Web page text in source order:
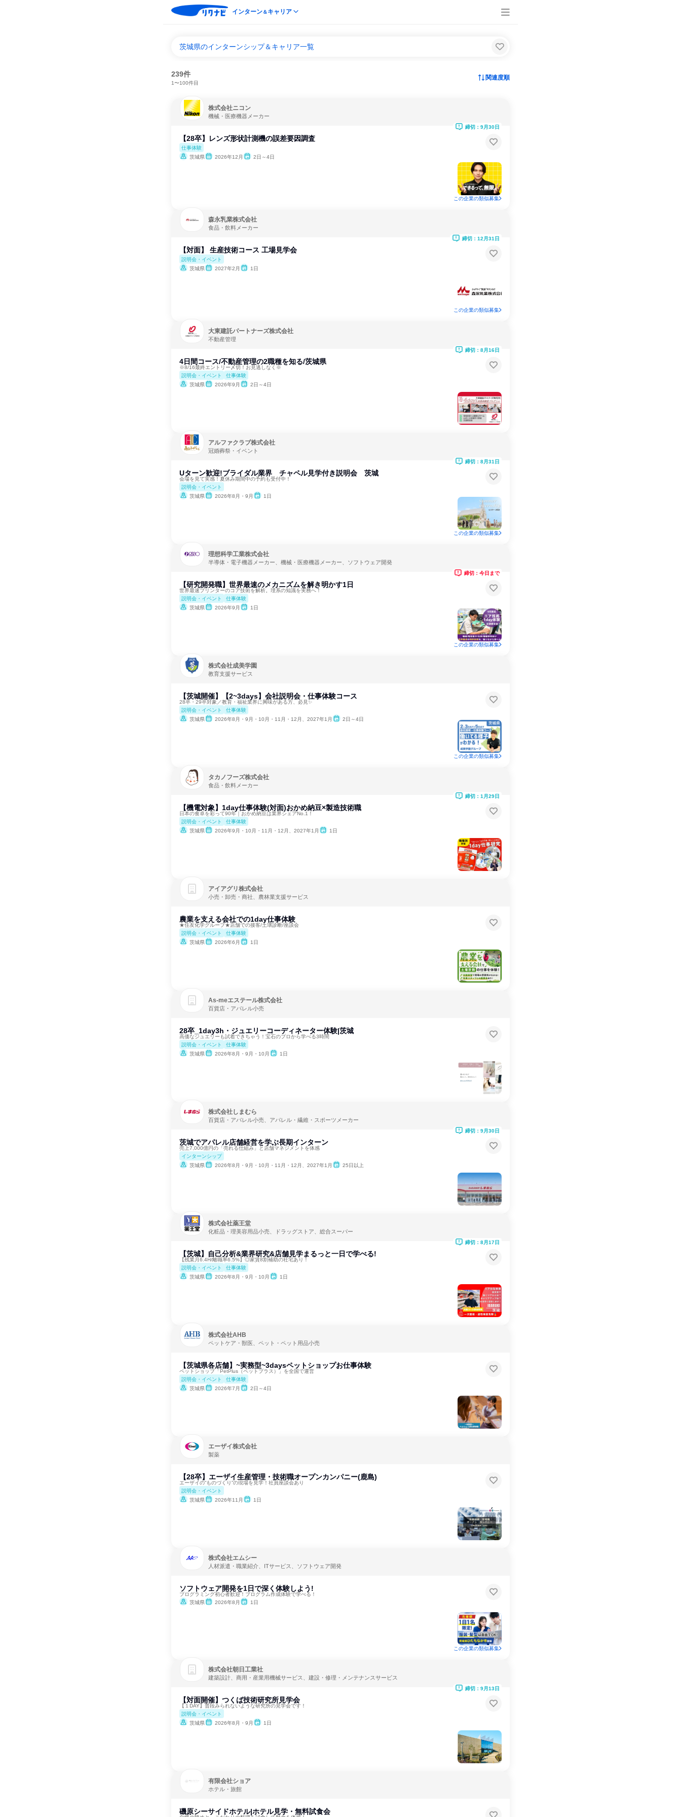
インターン＆キャリア
茨城県のインターンシップ＆キャリア一覧
239件
1〜100件目
関連度順
株式会社ニコン
機械・医療機器メーカー
【28卒】レンズ形状計測機の誤差要因調査
仕事体験
茨城県
2026年12月 2日～4日
締切：9月30日
この企業の類似募集
森永乳業株式会社
食品・飲料メーカー
【対面】 生産技術コース 工場見学会
説明会・イベント
茨城県
2027年2月 1日
締切：12月31日
この企業の類似募集
大東建託パートナーズ株式会社
不動産管理
4日間コース/不動産管理の2職種を知る/茨城県
※8/16最終エントリー〆切！お見逃しなく※
説明会・イベント
仕事体験
茨城県
2026年9月 2日～4日
締切：8月16日
アルファクラブ株式会社
冠婚葬祭・イベント
Uターン歓迎!ブライダル業界 チャペル見学付き説明会 茨城
会場を見て実感！夏休み期間中の予約も受付中！
説明会・イベント
茨城県
2026年8月・9月 1日
締切：8月31日
この企業の類似募集
理想科学工業株式会社
半導体・電子機器メーカー、機械・医療機器メーカー、ソフトウェア開発
【研究開発職】世界最速のメカニズムを解き明かす1日
世界最速プリンターのコア技術を解析。理系の知識を実務へ！
説明会・イベント
仕事体験
茨城県
2026年9月 1日
締切：今日まで
この企業の類似募集
株式会社成美学園
教育支援サービス
【茨城開催】【2~3days】会社説明会・仕事体験コース
28卒・29卒対象／教育・福祉業界に興味がある方、必見✨
説明会・イベント
仕事体験
茨城県
2026年8月・9月・10月・11月・12月、2027年1月 2日～4日
この企業の類似募集
タカノフーズ株式会社
食品・飲料メーカー
【機電対象】1day仕事体験(対面)おかめ納豆×製造技術職
日本の食卓を彩って90年｜おかめ納豆は業界シェアNo.1！
説明会・イベント
仕事体験
茨城県
2026年9月・10月・11月・12月、2027年1月 1日
締切：1月29日
アイアグリ株式会社
小売・卸売・商社、農林業支援サービス
農業を支える会社での1day仕事体験
★住友化学グループ★店舗での接客/土壌診断/座談会
説明会・イベント
仕事体験
茨城県
2026年6月 1日
As‐meエステール株式会社
百貨店・アパレル小売
28卒_1day3h・ジュエリーコーディネーター体験|茨城
高価なジュエリーも試着できちゃう！宝石のプロから学べる3時間
説明会・イベント
仕事体験
茨城県
2026年8月・9月・10月 1日
株式会社しまむら
百貨店・アパレル小売、アパレル・繊維・スポーツメーカー
茨城でアパレル店舗経営を学ぶ長期インターン
売上7,000億円の「売れる仕組み」と店舗マネジメントを体感
インターンシップ
茨城県
2026年8月・9月・10月・11月・12月、2027年1月 25日以上
締切：9月30日
株式会社薬王堂
化粧品・理美容用品小売、ドラッグストア、総合スーパー
【茨城】自己分析&業界研究&店舗見学まるっと一日で学べる!
【残業月6.4H/離職率6.5%】◎家賃8割補助の社宅あり！
説明会・イベント
仕事体験
茨城県
2026年8月・9月・10月 1日
締切：8月17日
株式会社AHB
ペットケア・獣医、ペット・ペット用品小売
【茨城県各店舗】~実務型~3daysペットショップお仕事体験
ペットショップ「PetPlus（ペットプラス）」を全国で運営
説明会・イベント
仕事体験
茨城県
2026年7月 2日～4日
エーザイ株式会社
製薬
【28卒】エーザイ生産管理・技術職オープンカンパニー(鹿島)
エーザイの“ものづくり”の現場を見学！社員座談会あり
説明会・イベント
茨城県
2026年11月 1日
株式会社エムシー
人材派遣・職業紹介、ITサービス、ソフトウェア開発
ソフトウェア開発を1日で深く体験しよう!
プログラミング初心者歓迎！プログラム作成体験で学べる！
茨城県
2026年8月 1日
この企業の類似募集
株式会社朝日工業社
建築設計、商用・産業用機械サービス、建設・修理・メンテナンスサービス
【対面開催】つくば技術研究所見学会
【１DAY】普段みられないような研究所の見学会です！
説明会・イベント
茨城県
2026年8月・9月 1日
締切：9月13日
有限会社ショア
ホテル・旅館
磯原シーサイドホテル|ホテル見学・無料試食会